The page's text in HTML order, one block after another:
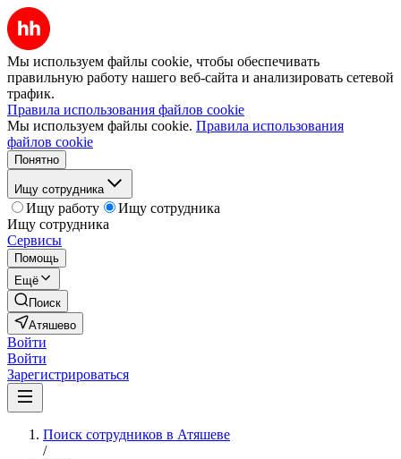
Мы используем файлы cookie, чтобы обеспечивать
правильную работу нашего веб-сайта и анализировать сетевой
трафик.
Правила использования файлов cookie
Мы используем файлы cookie. Правила использования
файлов cookie
Понятно
Ищу сотрудника
Ищу работу
Ищу сотрудника
Ищу сотрудника
Сервисы
Помощь
Ещё
Поиск
Атяшево
Войти
Войти
Зарегистрироваться
Поиск сотрудников в Атяшеве
/